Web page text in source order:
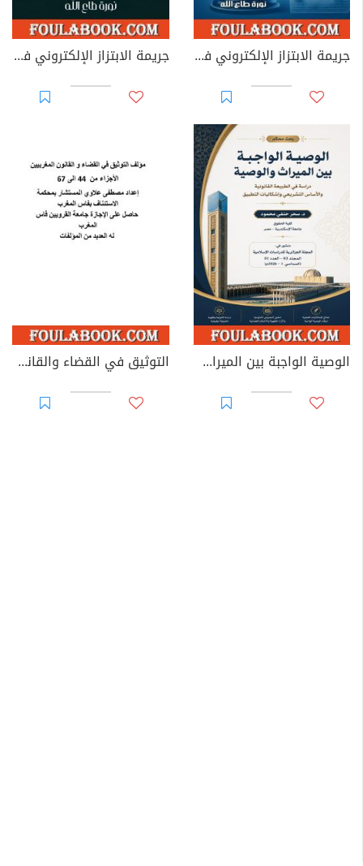
جريمة الابتزاز الإلكتروني في القوانين العربية جريمة الابتزاز الإلكتروني في القانون الجزائري
الوصية الواجبة بين الميراث والوصية: دراسة في الطبيعة القانونية والأساس التشريعي وإشكاليات التطبيق التوثيق في القضاء والقانون المغربيين - الأجزاء من 44 إلى 67